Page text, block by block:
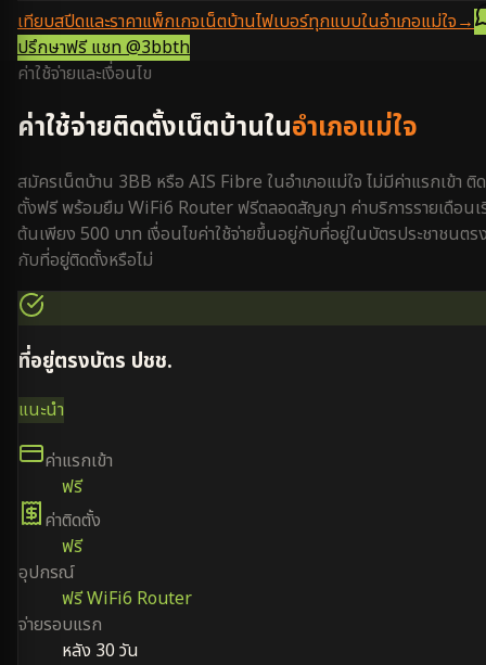
เทียบสปีดและราคาแพ็กเกจเน็ตบ้านไฟเบอร์ทุกแบบในอำเภอแม่ใจ→
ปรึกษาฟรี แชท@3bbth
ค่าใช้จ่ายและเงื่อนไข
ค่าใช้จ่ายติดตั้งเน็ตบ้านในอำเภอแม่ใจ
สมัครเน็ตบ้าน 3BB หรือ AIS Fibre ในอำเภอแม่ใจ ไม่มีค่าแรกเข้า ติด
ตั้งฟรี พร้อมยืม WiFi6 Router ฟรีตลอดสัญญา ค่าบริการรายเดือนเ
ต้นเพียง 500 บาท เงื่อนไขค่าใช้จ่ายขึ้นอยู่กับที่อยู่ในบัตรประชาชนตร
กับที่อยู่ติดตั้งหรือไม่
ที่อยู่ตรงบัตร ปชช.
แนะนำ
ค่าแรกเข้า
ฟรี
ค่าติดตั้ง
ฟรี
อุปกรณ์
ฟรี WiFi6 Router
จ่ายรอบแรก
หลัง 30 วัน